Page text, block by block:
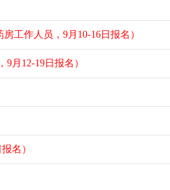
工作人员，9月10-16日报名）
月12-19日报名）
名）